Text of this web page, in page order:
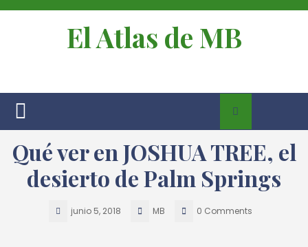
El Atlas de MB
Qué ver en JOSHUA TREE, el
desierto de Palm Springs
junio 5, 2018 MB 0 Comments